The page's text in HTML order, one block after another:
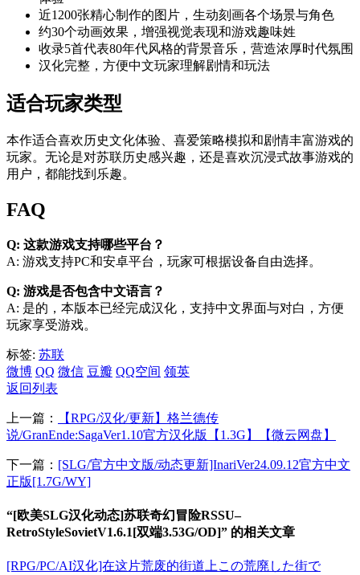
近1200张精心制作的图片，生动刻画各个场景与角色
约30个动画效果，增强视觉表现和游戏趣味姓
收录5首代表80年代风格的背景音乐，营造浓厚时代氛围
汉化完整，方便中文玩家理解剧情和玩法
适合玩家类型
本作适合喜欢历史文化体验、喜爱策略模拟和剧情丰富游戏的
玩家。无论是对苏联历史感兴趣，还是喜欢沉浸式故事游戏的
用户，都能找到乐趣。
FAQ
Q: 这款游戏支持哪些平台？
A: 游戏支持PC和安卓平台，玩家可根据设备自由选择。
Q: 游戏是否包含中文语言？
A: 是的，本版本已经完成汉化，支持中文界面与对白，方便
玩家享受游戏。
标签: 苏联
微博 QQ 微信 豆瓣 QQ空间 领英
返回列表
上一篇：
【RPG/汉化/更新】格兰德传
说/GranEnde:SagaVer1.10官方汉化版【1.3G】【微云网盘】
下一篇： [SLG/官方中文版/动态更新]InariVer24.09.12官方中文
正版[1.7G/WY]
“[欧美SLG汉化动态]苏联奇幻冒险RSSU–
RetroStyleSovietV1.6.1[双端3.53G/OD]” 的相关文章
[RPG/PC/AI汉化]在这片荒废的街道上この荒廃した街で